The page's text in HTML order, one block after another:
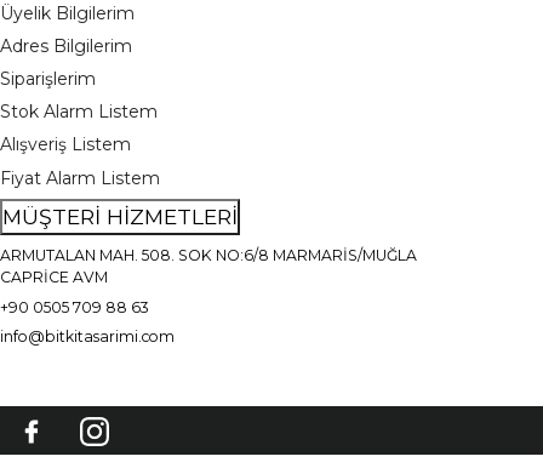
Üyelik Bilgilerim
Adres Bilgilerim
Siparişlerim
Stok Alarm Listem
Alışveriş Listem
Fiyat Alarm Listem
MÜŞTERİ HİZMETLERİ
ARMUTALAN MAH. 508. SOK NO:6/8 MARMARİS/MUĞLA
CAPRİCE AVM
+90 0505 709 88 63
info@bitkitasarimi.com